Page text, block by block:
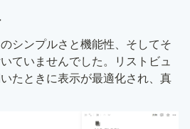
シンプルさと機能性、そしてそ
ていませんでした。リストビュ
たときに表示が最適化され、真